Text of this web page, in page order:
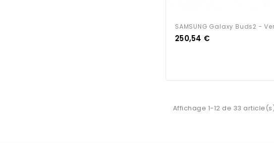
SAMSUNG Galaxy Buds2 -
Prix
250,54 €
Affichage 1-12 de 33